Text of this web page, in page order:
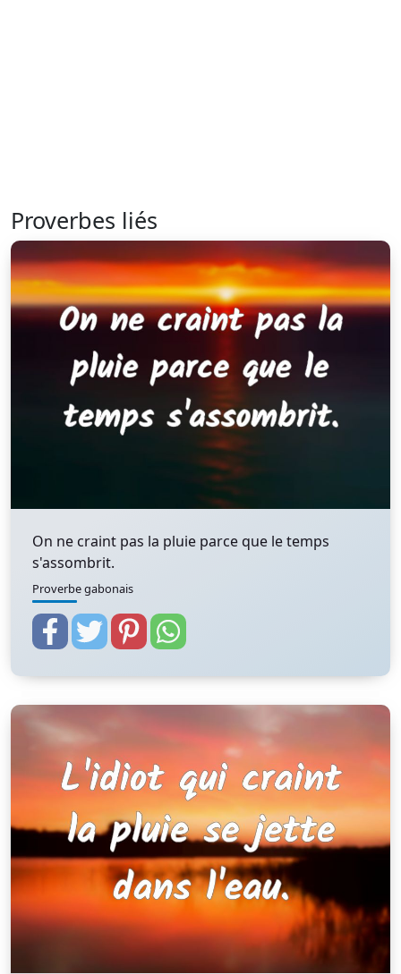
Proverbes liés
On ne craint pas la pluie parce que le temps
s'assombrit.
Proverbe gabonais